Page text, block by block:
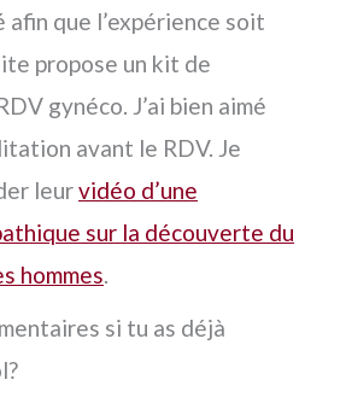
que l’expérience soit
propose un kit de
gynéco. J’ai bien aimé
avant le RDV. Je
leurvidéo d’une
sur la découverte du
hommes.
si tu as déjà